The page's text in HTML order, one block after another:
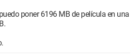
poner 6196 MB de película en una